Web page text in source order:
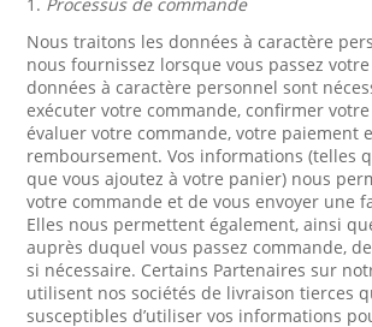
Nous traitons les données à caractère
nous fournissez lorsque vous passez
données à caractère personnel sont
exécuter votre commande, confirmer
évaluer votre commande, votre paiement
remboursement. Vos informations (telles
que vous ajoutez à votre panier) nous
votre commande et de vous envoyer une
Elles nous permettent également, ainsi
auprès duquel vous passez commande,
si nécessaire. Certains Partenaires sur
utilisent nos sociétés de livraison tierces
susceptibles d’utiliser vos informations